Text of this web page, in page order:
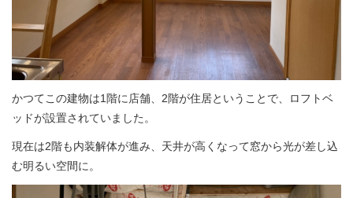
かつてこの建物は1階に店舗、2階が住居ということで、ロフトベ
ッドが設置されていました。
現在は2階も内装解体が進み、天井が高くなって窓から光が差し込
む明るい空間に。